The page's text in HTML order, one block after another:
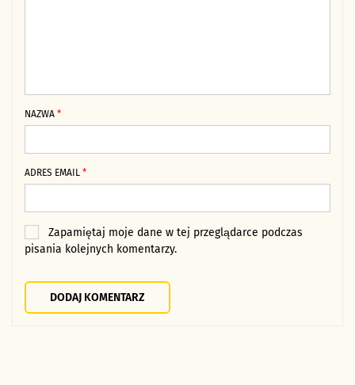
NAZWA *
ADRES EMAIL *
Zapamiętaj moje dane w tej przeglądarce podczas
pisania kolejnych komentarzy.